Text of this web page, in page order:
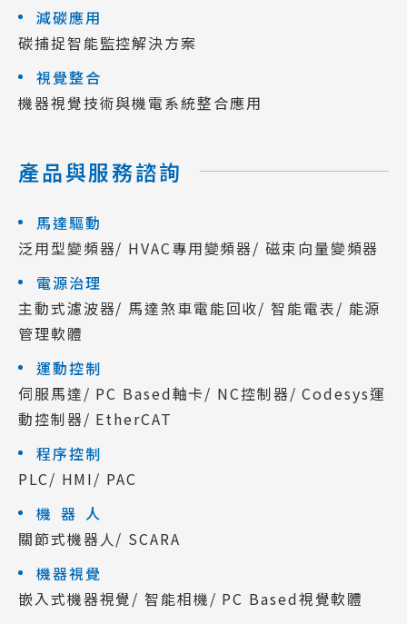
減碳應用
碳捕捉智能監控解決方案
視覺整合
機器視覺技術與機電系統整合應用
產品與服務諮詢
馬達驅動
泛用型變頻器/ HVAC專用變頻器/ 磁束向量變頻器
電源治理
主動式濾波器/ 馬達煞車電能回收/ 智能電表/ 能源
管理軟體
運動控制
伺服馬達/ PC Based軸卡/ NC控制器/ Codesys運
動控制器/ EtherCAT
程序控制
PLC/ HMI/ PAC
機器人
關節式機器人/ SCARA
機器視覺
嵌入式機器視覺/ 智能相機/ PC Based視覺軟體